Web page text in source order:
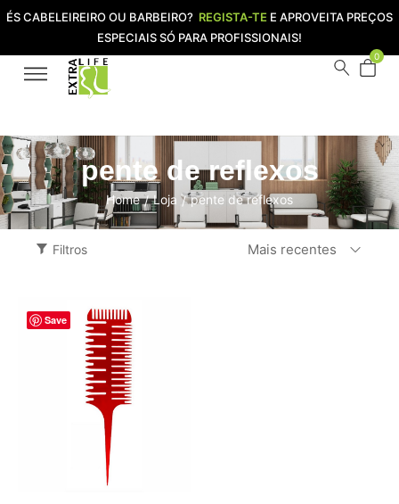
ÉS CABELEIREIRO OU BARBEIRO? REGISTA-TE E APROVEITA PREÇOS
ESPECIAIS SÓ PARA PROFISSIONAIS!
0
pente de reflexos
Home / Loja / pente de reflexos
Filtros Mais recentes
Save